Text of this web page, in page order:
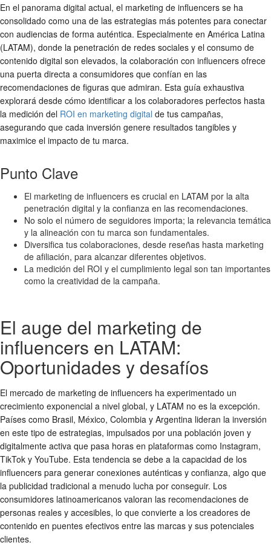
En el panorama digital actual, el marketing de influencers se ha
consolidado como una de las estrategias más potentes para conectar
con audiencias de forma auténtica. Especialmente en América Latina
(LATAM), donde la penetración de redes sociales y el consumo de
contenido digital son elevados, la colaboración con influencers ofrece
una puerta directa a consumidores que confían en las
recomendaciones de figuras que admiran. Esta guía exhaustiva
explorará desde cómo identificar a los colaboradores perfectos hasta
la medición del ROI en marketing digital de tus campañas,
asegurando que cada inversión genere resultados tangibles y
maximice el impacto de tu marca.
Punto Clave
El marketing de influencers es crucial en LATAM por la alta
penetración digital y la confianza en las recomendaciones.
No solo el número de seguidores importa; la relevancia temática
y la alineación con tu marca son fundamentales.
Diversifica tus colaboraciones, desde reseñas hasta marketing
de afiliación, para alcanzar diferentes objetivos.
La medición del ROI y el cumplimiento legal son tan importantes
como la creatividad de la campaña.
El auge del marketing de
influencers en LATAM:
Oportunidades y desafíos
El mercado de marketing de influencers ha experimentado un
crecimiento exponencial a nivel global, y LATAM no es la excepción.
Países como Brasil, México, Colombia y Argentina lideran la inversión
en este tipo de estrategias, impulsados por una población joven y
digitalmente activa que pasa horas en plataformas como Instagram,
TikTok y YouTube. Esta tendencia se debe a la capacidad de los
influencers para generar conexiones auténticas y confianza, algo que
la publicidad tradicional a menudo lucha por conseguir. Los
consumidores latinoamericanos valoran las recomendaciones de
personas reales y accesibles, lo que convierte a los creadores de
contenido en puentes efectivos entre las marcas y sus potenciales
clientes.